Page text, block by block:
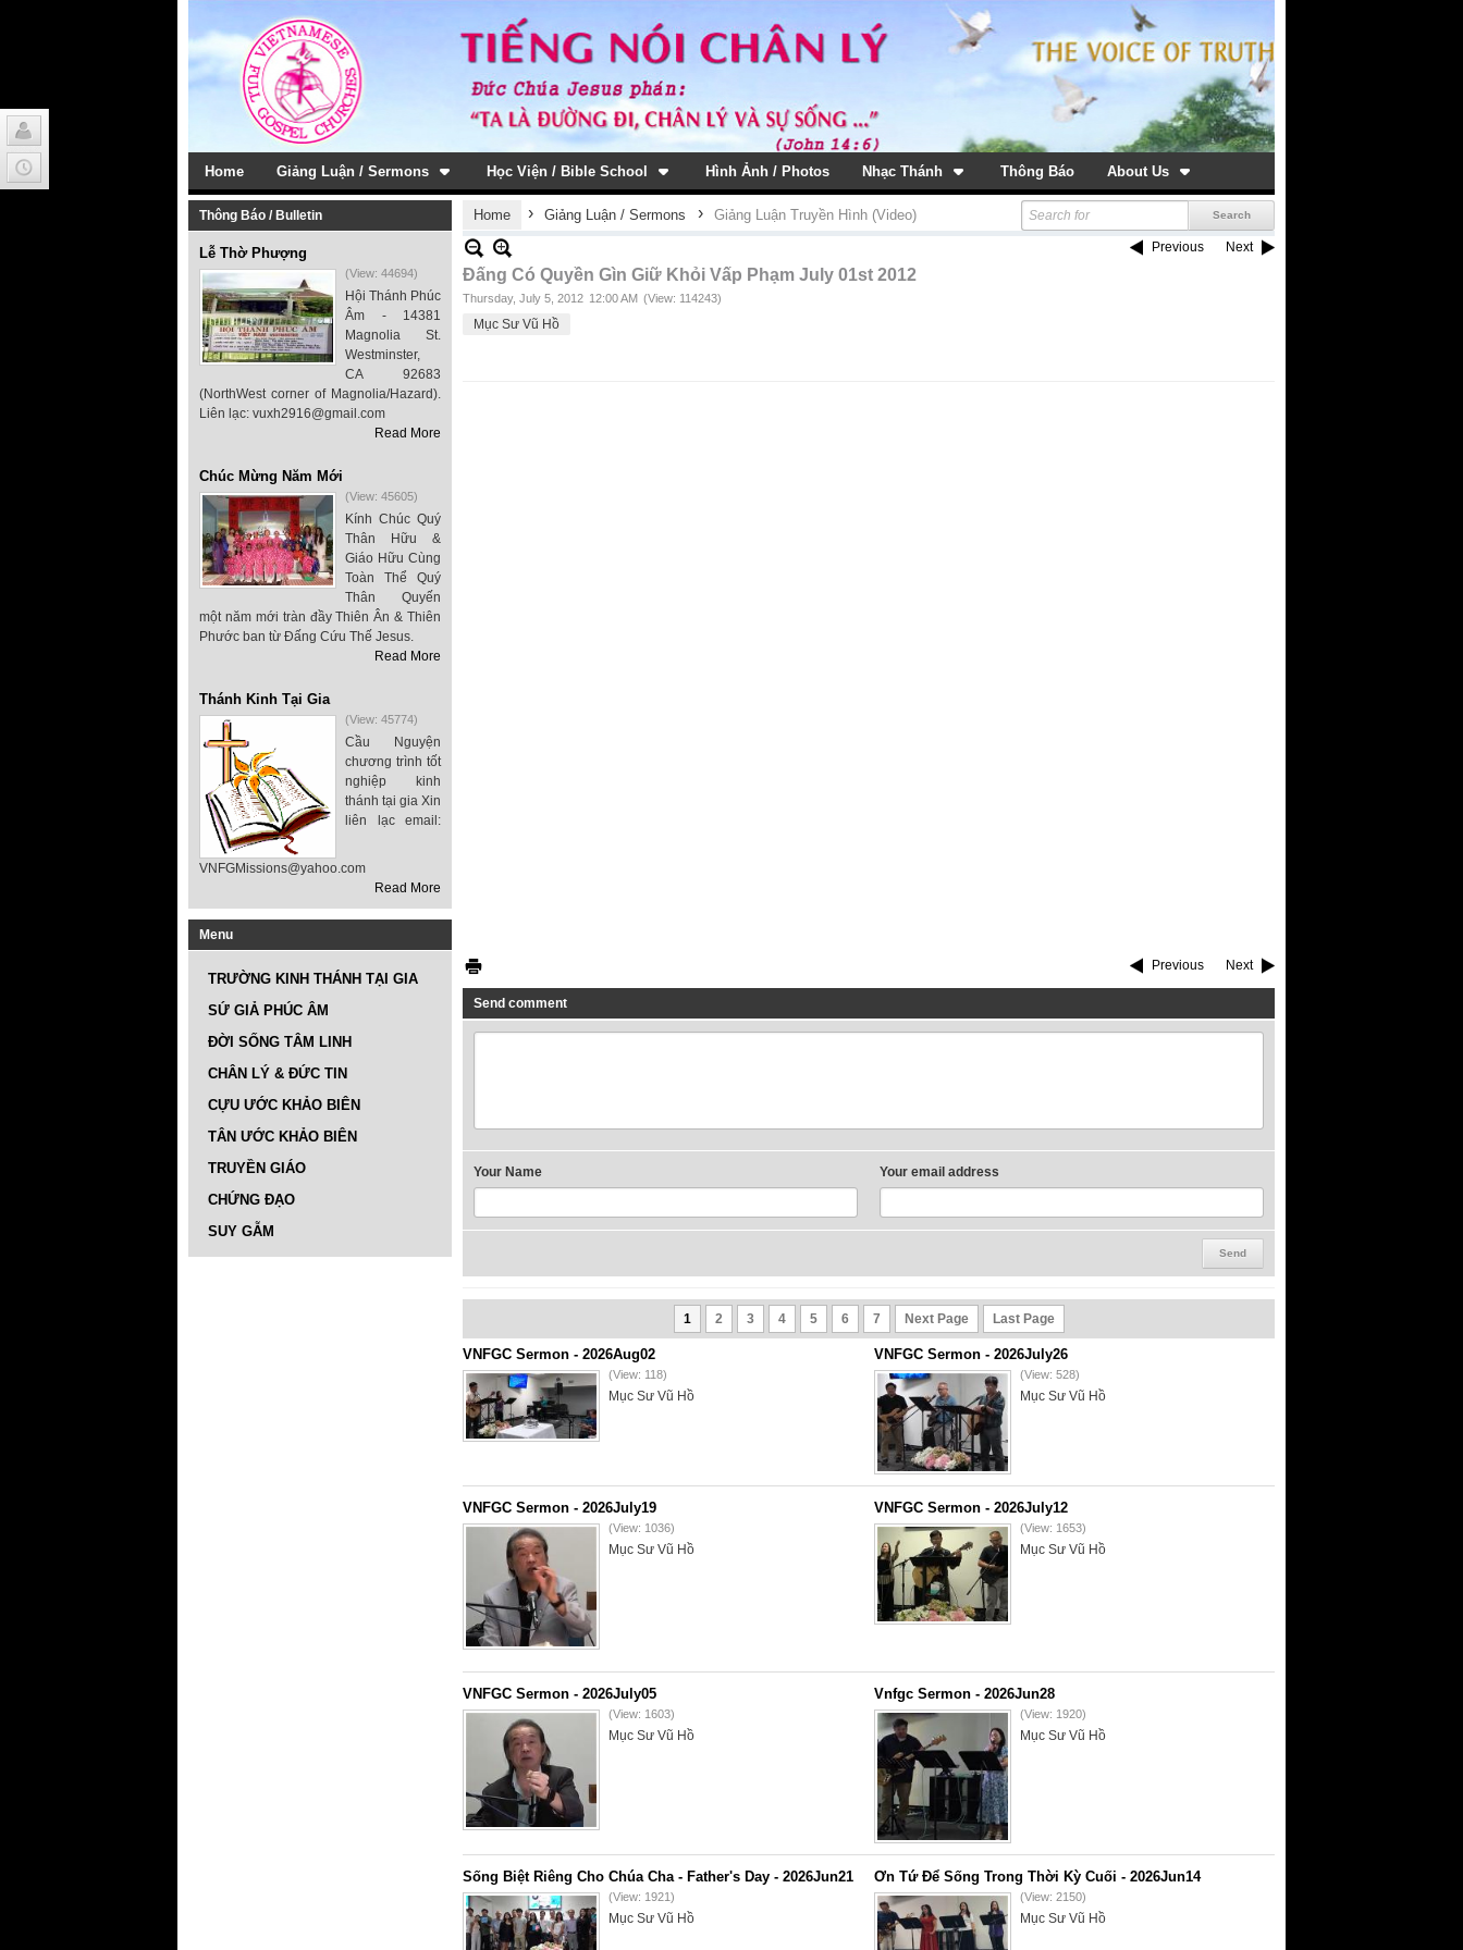
Home Giảng Luận / Sermons Học Viện / Bible School Hình Ảnh / Photos Nhạc Thánh Thông Báo About Us
Thông Báo / Bulletin
Lễ Thờ Phượng
(View: 44694)
Hội Thánh Phúc
Âm - 14381
Magnolia St.
Westminster,
CA 92683
(NorthWest corner of Magnolia/Hazard).
Liên lạc: vuxh2916@gmail.com
Read More
Chúc Mừng Năm Mới
(View: 45605)
Kính Chúc Quý
Thân Hữu &
Giáo Hữu Cùng
Toàn Thể Quý
Thân Quyến
một năm mới tràn đầy Thiên Ân & Thiên
Phước ban từ Đấng Cứu Thế Jesus.
Read More
Thánh Kinh Tại Gia
(View: 45774)
Cầu Nguyện
chương trình tốt
nghiệp kinh
thánh tại gia Xin
liên lạc email:
VNFGMissions@yahoo.com
Read More
Menu
TRƯỜNG KINH THÁNH TẠI GIA
SỨ GIẢ PHÚC ÂM
ĐỜI SỐNG TÂM LINH
CHÂN LÝ & ĐỨC TIN
CỰU ƯỚC KHẢO BIÊN
TÂN ƯỚC KHẢO BIÊN
TRUYỀN GIÁO
CHỨNG ĐẠO
SUY GẪM
Home › Giảng Luận / Sermons › Giảng Luận Truyền Hình (Video)
Previous Next
Đấng Có Quyền Gìn Giữ Khỏi Vấp Phạm July 01st 2012
Thursday, July 5, 2012 12:00 AM (View: 114243)
Mục Sư Vũ Hồ
Previous Next
Send comment
Your Name Your email address
1 2 3 4 5 6 7 Next Page Last Page
VNFGC Sermon - 2026Aug02
(View: 118)
Mục Sư Vũ Hồ
VNFGC Sermon - 2026July26
(View: 528)
Mục Sư Vũ Hồ
VNFGC Sermon - 2026July19
(View: 1036)
Mục Sư Vũ Hồ
VNFGC Sermon - 2026July12
(View: 1653)
Mục Sư Vũ Hồ
VNFGC Sermon - 2026July05
(View: 1603)
Mục Sư Vũ Hồ
Vnfgc Sermon - 2026Jun28
(View: 1920)
Mục Sư Vũ Hồ
Sống Biệt Riêng Cho Chúa Cha - Father's Day - 2026Jun21
(View: 1921)
Mục Sư Vũ Hồ
Ơn Tứ Để Sống Trong Thời Kỳ Cuối - 2026Jun14
(View: 2150)
Mục Sư Vũ Hồ